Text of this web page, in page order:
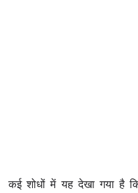
कई शोधों में यह देखा गया है